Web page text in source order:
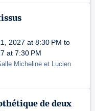
2027 at 8:30 PM to
at 7:30 PM
Micheline et Lucien
de deux